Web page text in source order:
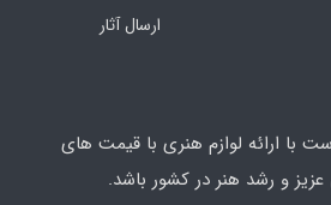
ارسال آثار
با ارائه لوازم هنری با قیمت های
و رشد هنر در کشور باشد.